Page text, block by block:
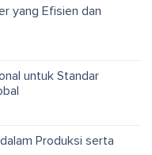
yang Efisien dan
untuk Standar
Produksi serta